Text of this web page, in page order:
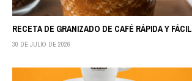
RECETA DE GRANIZADO DE CAFÉ RÁPIDA Y FÁCIL
30 DE JULIO DE 2026